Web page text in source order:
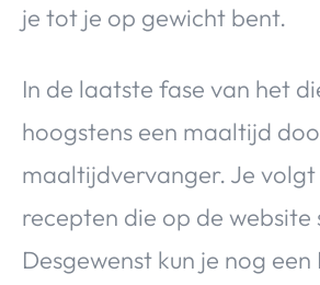
je tot je op gewicht bent.
In de laatste fase van het
hoogstens een maaltijd
maaltijdvervanger. Je
recepten die op de website
Desgewenst kun je nog